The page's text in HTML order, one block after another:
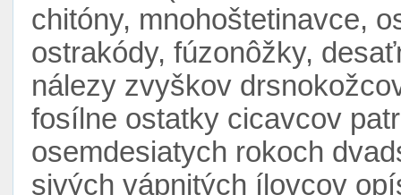
chitóny, mnohoštetinavce,
ostrakódy, fúzonôžky,
nálezy zvyškov
fosílne ostatky cicavcov
osemdesiatych rokoch
sivých vápnitých ílovcov